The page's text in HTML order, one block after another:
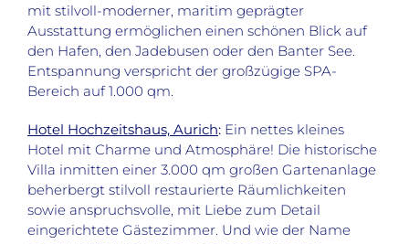
mit stilvoll-moderner, maritim geprägter
Ausstattung ermöglichen einen schönen Blick auf
den Hafen, den Jadebusen oder den Banter See.
Entspannung verspricht der großzügige SPA-
Bereich auf 1.000 qm.
Hotel Hochzeitshaus, Aurich: Ein nettes kleines
Hotel mit Charme und Atmosphäre! Die historische
Villa inmitten einer 3.000 qm großen Gartenanlage
beherbergt stilvoll restaurierte Räumlichkeiten
sowie anspruchsvolle, mit Liebe zum Detail
eingerichtete Gästezimmer. Und wie der Name